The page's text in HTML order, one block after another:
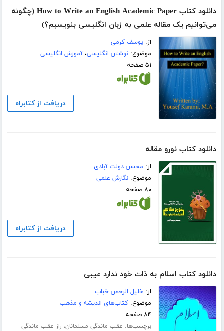
دانلود کتاب How to Write an English Academic Paper (چگونه
می‌توانیم یک مقاله علمی به زبان انگلیسی بنویسیم؟)
از:یوسف کرمی
موضوع:نوشتن انگلیسی،آموزش انگلیسی
۵۱ صفحه
دریافت از کتابراه
دانلود کتاب نورو مقاله
از: محسن دولت آبادی
موضوع:نگارش علمی
۸۰ صفحه
دریافت از کتابراه
دانلود کتاب اسلام به ذات خود ندارد عیبی
از:خلیل الرحمن خباب
موضوع:کتاب‌های اندیشه و مذهب
۸۴ صفحه
برچسب‌ها: عقب ماندگی مسلمانان،راز عقب ماندگی